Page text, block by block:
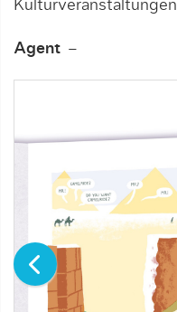
Kulturveranstaltungen
Agent –